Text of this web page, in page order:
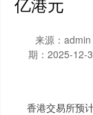
来源：admin
期：2025-12-
香港交易所预计